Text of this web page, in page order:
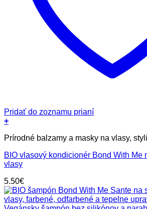
Pridať do zoznamu prianí
+
Prírodné balzamy a masky na vlasy,
BIO vlasový kondicionér Bond With Me
vlasy
5.50€